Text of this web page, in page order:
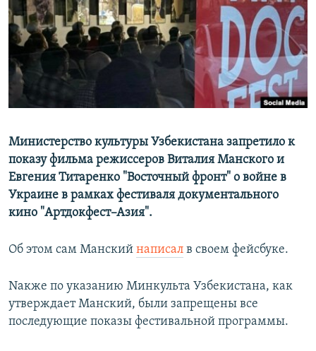
Министерство культуры Узбекистана запретило к
показу фильма режиссеров Виталия Манского и
Евгения Титаренко "Восточный фронт" о войне в
Украине в рамках фестиваля документального
кино "Артдокфест–Азия".
Об этом сам Манский написал в своем фейсбуке.
Nакже по указанию Минкульта Узбекистана, как
утверждает Манский, были запрещены все
последующие показы фестивальной программы.